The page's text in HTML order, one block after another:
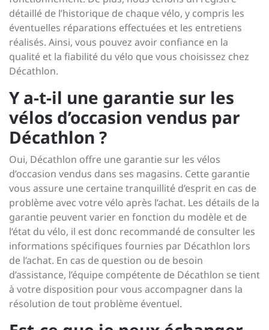
détaillé de l’historique de chaque vélo, y compris les
éventuelles réparations effectuées et les entretiens
réalisés. Ainsi, vous pouvez avoir confiance en la
qualité et la fiabilité du vélo que vous choisissez chez
Décathlon.
Y a-t-il une garantie sur les
vélos d’occasion vendus par
Décathlon ?
Oui, Décathlon offre une garantie sur les vélos
d’occasion vendus dans ses magasins. Cette garantie
vous assure une certaine tranquillité d’esprit en cas de
problème avec votre vélo après l’achat. Les détails de la
garantie peuvent varier en fonction du modèle et de
l’état du vélo, il est donc recommandé de consulter les
informations spécifiques fournies par Décathlon lors
de l’achat. En cas de question ou de besoin
d’assistance, l’équipe compétente de Décathlon se tient
à votre disposition pour vous accompagner dans la
résolution de tout problème éventuel.